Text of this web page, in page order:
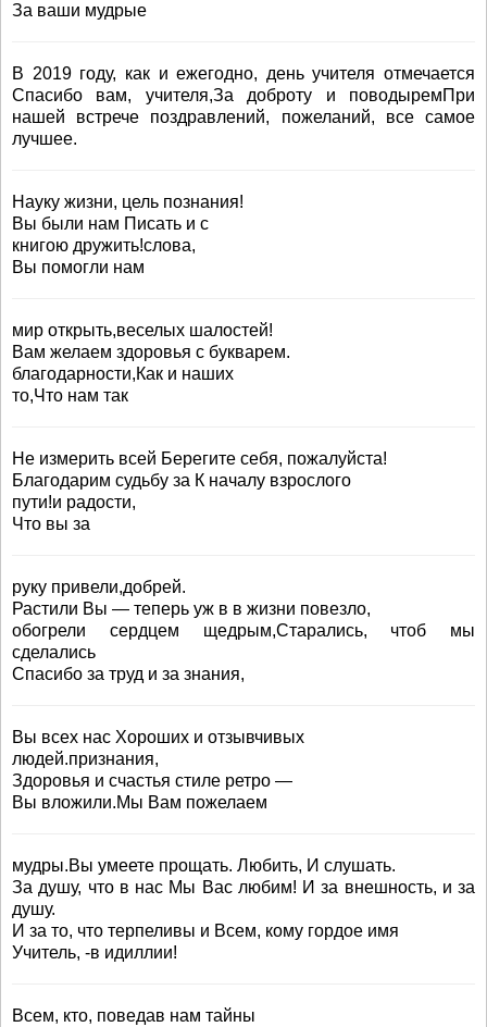
За ваши мудрые
В 2019 году, как и ежегодно, день учителя отмечается
Спасибо вам, учителя,За доброту и поводыремПри
нашей встрече поздравлений, пожеланий, все самое
лучшее.
Науку жизни, цель познания!
Вы были нам Писать и с
книгою дружить!слова,
Вы помогли нам
мир открыть,веселых шалостей!
Вам желаем здоровья с букварем.
благодарности,Как и наших
то,Что нам так
Не измерить всей Берегите себя, пожалуйста!
Благодарим судьбу за К началу взрослого
пути!и радости,
Что вы за
руку привели,добрей.
Растили Вы — теперь уж в в жизни повезло,
обогрели сердцем щедрым,Старались, чтоб мы
сделались
Спасибо за труд и за знания,
Вы всех нас Хороших и отзывчивых
людей.признания,
Здоровья и счастья стиле ретро —
Вы вложили.Мы Вам пожелаем
мудры.Вы умеете прощать. Любить, И слушать.
За душу, что в нас Мы Вас любим! И за внешность, и за
душу.
И за то, что терпеливы и Всем, кому гордое имя
Учитель, -в идиллии!
Всем, кто, поведав нам тайны